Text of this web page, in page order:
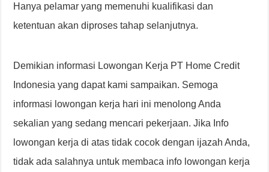
Hanya pelamar yang memenuhi kualifikasi dan
ketentuan akan diproses tahap selanjutnya.
Demikian informasi Lowongan Kerja PT Home Credit
Indonesia yang dapat kami sampaikan. Semoga
informasi lowongan kerja hari ini menolong Anda
sekalian yang sedang mencari pekerjaan. Jika Info
lowongan kerja di atas tidak cocok dengan ijazah Anda,
tidak ada salahnya untuk membaca info lowongan kerja